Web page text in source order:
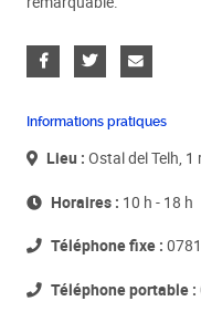
Informations pratiques
Lieu : Ostal del Telh,
Horaires : 10 h - 18 h
Téléphone fixe :
Téléphone portable :